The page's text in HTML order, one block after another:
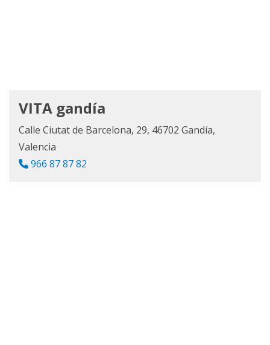
VITA gandía
Calle Ciutat de Barcelona, 29, 46702 Gandía,
Valencia
966 87 87 82